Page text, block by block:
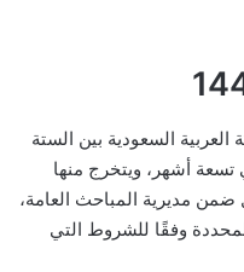
السعودية بين الستة
أشهر، ويتخرج منها
ضمن مديرية المباحث العامة،
وفقًا للشروط التي